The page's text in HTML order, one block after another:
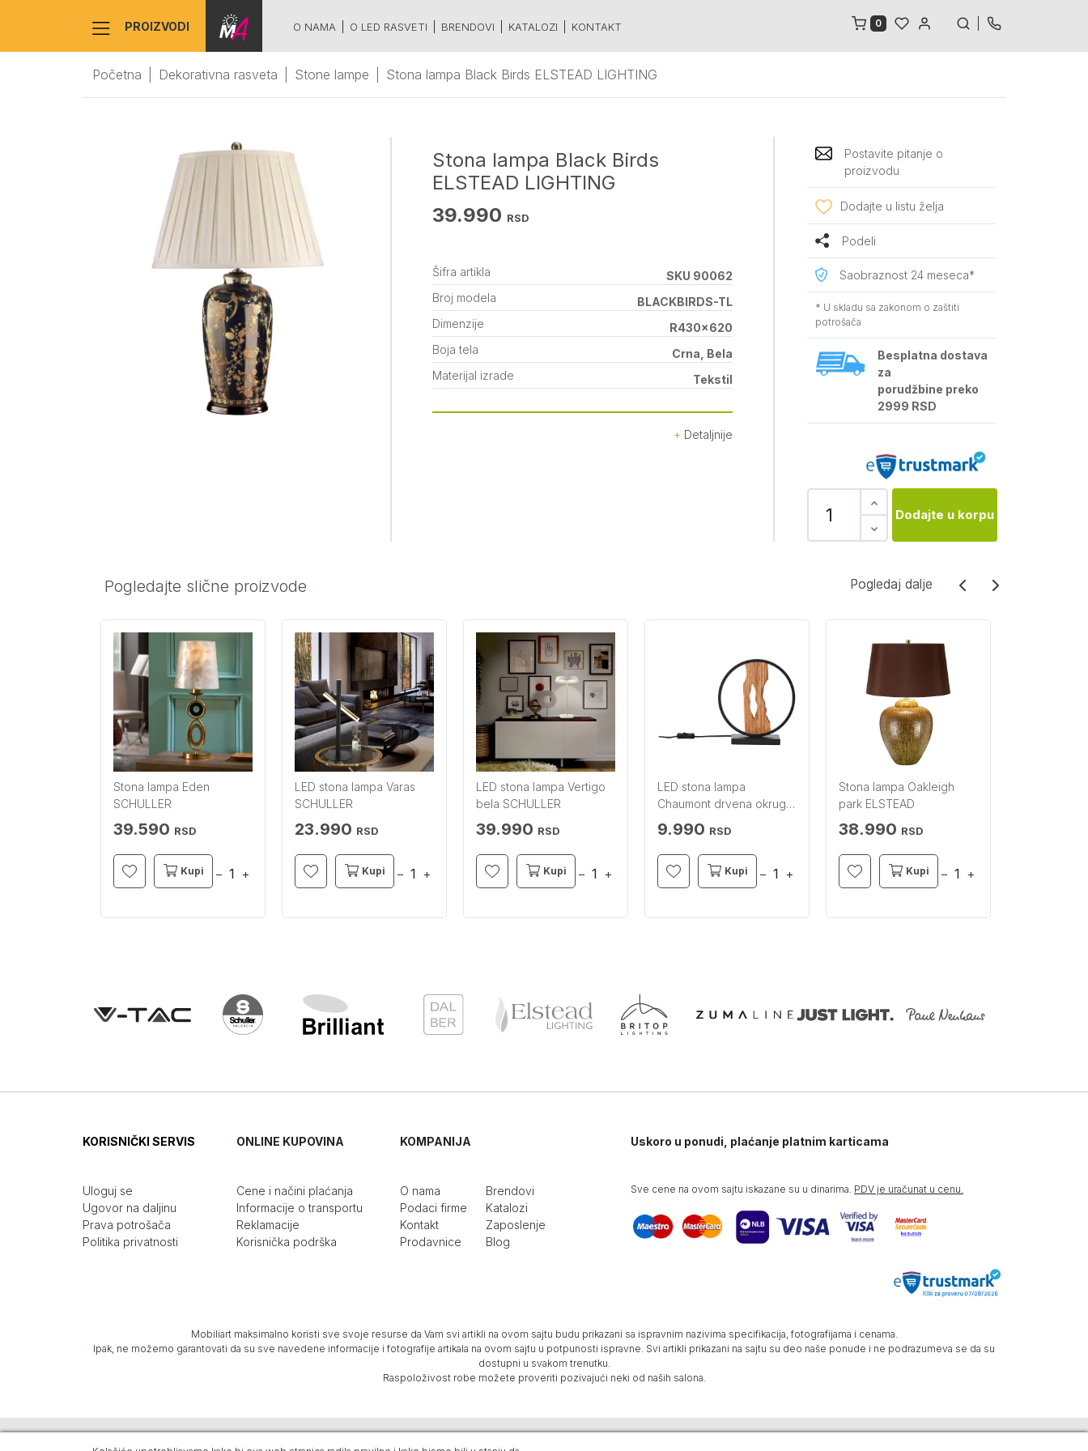
PROIZVODI O NAMA O LED RASVETI BRENDOVI KATALOZI KONTAKT 0
Početna Dekorativna rasveta Stone lampe Stona lampa Black Birds ELSTEAD LIGHTING
Stona lampa Black Birds
ELSTEAD LIGHTING
39.990 RSD
Šifra artikla
SKU 90062
Broj modela
BLACKBIRDS-TL
Dimenzije
R430x620
Boja tela
Crna, Bela
Materijal izrade
Tekstil
Detaljnije
Postavite pitanje o
proizvodu
Dodajte u listu želja
Podeli
Saobraznost 24 meseca*
* U skladu sa zakonom o zaštiti
potrošača
Besplatna dostava
za
porudžbine preko
2999 RSD
Dodajte u korpu
Pogledajte slične proizvode Pogledaj dalje
Stona lampa Eden
SCHULLER
39.590 RSD
Kupi − +
LED stona lampa Varas
SCHULLER
23.990 RSD
Kupi − +
LED stona lampa Vertigo
bela SCHULLER
39.990 RSD
Kupi − +
LED stona lampa
Chaumont drvena okrugla
BRILLIANT
9.990 RSD
Kupi − +
Stona lampa Oakleigh
park ELSTEAD
38.990 RSD
Kupi − +
Pogledaj dalje
KORISNIČKI SERVIS
Uloguj se
Ugovor na daljinu
Prava potrošača
Politika privatnosti
ONLINE KUPOVINA
Cene i načini plaćanja
Informacije o transportu
Reklamacije
Korisnička podrška
KOMPANIJA
O nama
Podaci firme
Kontakt
Prodavnice
Brendovi
Katalozi
Zaposlenje
Blog
Uskoro u ponudi, plaćanje platnim karticama
Sve cene na ovom sajtu iskazane su u dinarima. PDV je uračunat u cenu.
Mobiliart maksimalno koristi sve svoje resurse da Vam svi artikli na ovom sajtu budu prikazani sa ispravnim nazivima specifikacija, fotografijama i cenama.
Ipak, ne možemo garantovati da su sve navedene informacije i fotografije artikala na ovom sajtu u potpunosti ispravne. Svi artikli prikazani na sajtu su deo naše ponude i ne podrazumeva se da su
dostupni u svakom trenutku.
Raspoloživost robe možete proveriti pozivajući neki od naših salona.